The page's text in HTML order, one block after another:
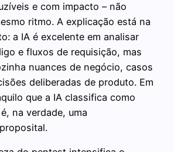
e com impacto – não
ritmo. A explicação está na
a IA é excelente em analisar
e fluxos de requisição, mas
nuances de negócio, casos
deliberadas de produto. Em
que a IA classifica como
na verdade, uma